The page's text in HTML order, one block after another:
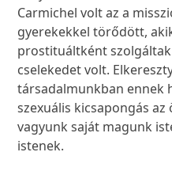
Carmichel volt az a
gyerekekkel törődött,
prostituáltként
cselekedet volt.
társadalmunkban ennek
szexuális kicsapongás
vagyunk saját magunk
istenek.